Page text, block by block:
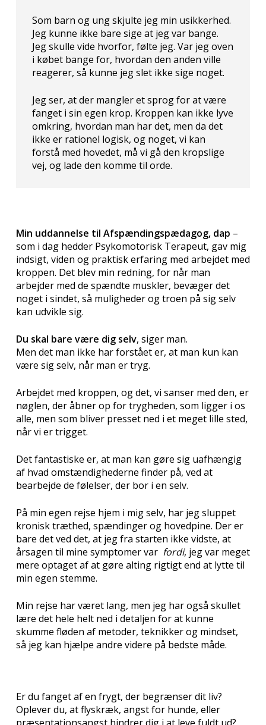
Som barn og ung skjulte jeg min usikkerhed.
Jeg kunne ikke bare sige at jeg var bange.
Jeg skulle vide hvorfor, følte jeg. Var jeg oven
i købet bange for, hvordan den anden ville
reagerer, så kunne jeg slet ikke sige noget.
Jeg ser, at der mangler et sprog for at være
fanget i sin egen krop. Kroppen kan ikke lyve
omkring, hvordan man har det, men da det
ikke er rationel logisk, og noget, vi kan
forstå med hovedet, må vi gå den kropslige
vej, og lade den komme til orde.
Min uddannelse til Afspændingspædagog, dap –
som i dag hedder Psykomotorisk Terapeut, gav mig
indsigt, viden og praktisk erfaring med arbejdet med
kroppen. Det blev min redning, for når man
arbejder med de spændte muskler, bevæger det
noget i sindet, så muligheder og troen på sig selv
kan udvikle sig.
Du skal bare være dig selv, siger man.
Men det man ikke har forstået er, at man kun kan
være sig selv, når man er tryg.
Arbejdet med kroppen, og det, vi sanser med den, er
nøglen, der åbner op for trygheden, som ligger i os
alle, men som bliver presset ned i et meget lille sted,
når vi er trigget.
Det fantastiske er, at man kan gøre sig uafhængig
af hvad omstændighederne finder på, ved at
bearbejde de følelser, der bor i en selv.
På min egen rejse hjem i mig selv, har jeg sluppet
kronisk træthed, spændinger og hovedpine. Der er
bare det ved det, at jeg fra starten ikke vidste, at
årsagen til mine symptomer var fordi, jeg var meget
mere optaget af at gøre alting rigtigt end at lytte til
min egen stemme.
Min rejse har været lang, men jeg har også skullet
lære det hele helt ned i detaljen for at kunne
skumme fløden af metoder, teknikker og mindset,
så jeg kan hjælpe andre videre på bedste måde.
Er du fanget af en frygt, der begrænser dit liv?
Oplever du, at flyskræk, angst for hunde, eller